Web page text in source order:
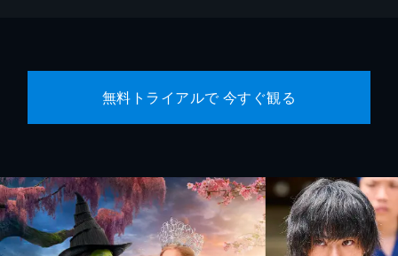
無料トライアルで 今すぐ観る